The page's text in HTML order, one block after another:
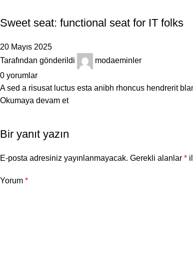
Sweet seat: functional seat for IT folks
20 Mayıs 2025
Tarafından gönderildi
modaeminler
0 yorumlar
A sed a risusat luctus esta anibh rhoncus hendrerit
Okumaya devam et
Bir yanıt yazın
E-posta adresiniz yayınlanmayacak. Gerekli alanlar *
Yorum *